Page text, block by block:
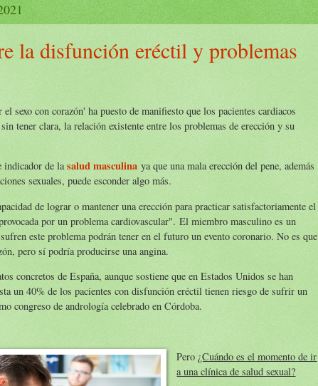
la disfunción eréctil y problemas
sexo con corazón' ha puesto de manifiesto que los pacientes cardiacos
tener clara, la relación existente entre los problemas de erección y su
indicador de lasalud masculina ya que una mala erección del pene, además
sexuales, puede esconder algo más.
de lograr o mantener una erección para practicar satisfactoriamente el
por un problema cardiovascular". El miembro masculino es un
este problema podrán tener en el futuro un evento coronario. No es que
pero sí podría producirse una angina.
concretos de España, aunque sostiene que en Estados Unidos se han
un 40% de los pacientes con disfunción eréctil tienen riesgo de sufrir un
congreso de andrología celebrado en Córdoba.
Pero¿Cuándo es el momento de ir
a una clínica de salud sexual?